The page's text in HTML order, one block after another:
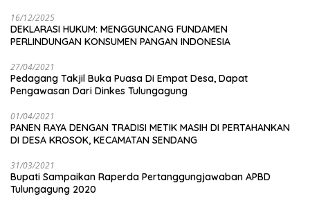
16/12/2025
DEKLARASI HUKUM: MENGGUNCANG FUNDAMEN
PERLINDUNGAN KONSUMEN PANGAN INDONESIA
27/04/2021
Pedagang Takjil Buka Puasa Di Empat Desa, Dapat
Pengawasan Dari Dinkes Tulungagung
01/04/2021
PANEN RAYA DENGAN TRADISI METIK MASIH DI PERTAHANKAN
DI DESA KROSOK, KECAMATAN SENDANG
31/03/2021
Bupati Sampaikan Raperda Pertanggungjawaban APBD
Tulungagung 2020